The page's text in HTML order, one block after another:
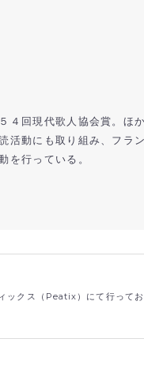
回現代歌人協会賞。ほ
活動にも取り組み、フラ
を行っている。
ックス（Peatix）にて行ってお